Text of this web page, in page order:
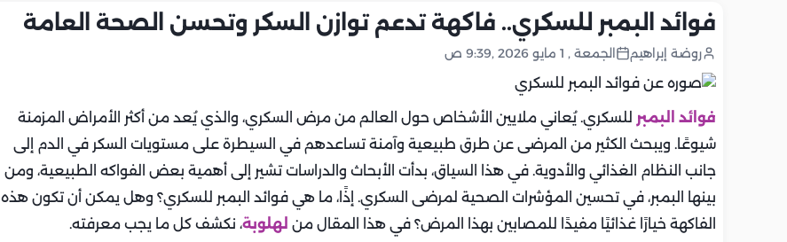
فوائد البمبر للسكري.. فاكهة تدعم توازن السكر وتحسن الصحة العامة
روضة إبراهيم الجمعة , 1 مايو 2026 ,9:39 ص
فوائد البمبر للسكري. يُعاني ملايين الأشخاص حول العالم من مرض السكري، والذي يُعد من أكثر الأمراض المزمنة
شيوعًا. ويبحث الكثير من المرضى عن طرق طبيعية وآمنة تساعدهم في السيطرة على مستويات السكر في الدم إلى
جانب النظام الغذائي والأدوية. في هذا السياق، بدأت الأبحاث والدراسات تشير إلى أهمية بعض الفواكه الطبيعية، ومن
بينها البمبر، في تحسين المؤشرات الصحية لمرضى السكري. إذًا، ما هي فوائد البمبر للسكري؟ وهل يمكن أن تكون هذه
الفاكهة خيارًا غذائيًا مفيدًا للمصابين بهذا المرض؟ في هذا المقال من لهلوبة، نكشف كل ما يجب معرفته.